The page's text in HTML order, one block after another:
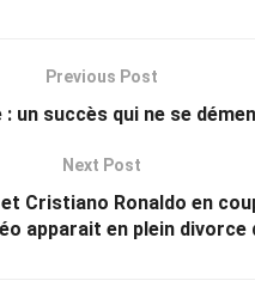
Previous Post
un succès qui ne se
Next Post
Cristiano Ronaldo en
apparait en plein divorce